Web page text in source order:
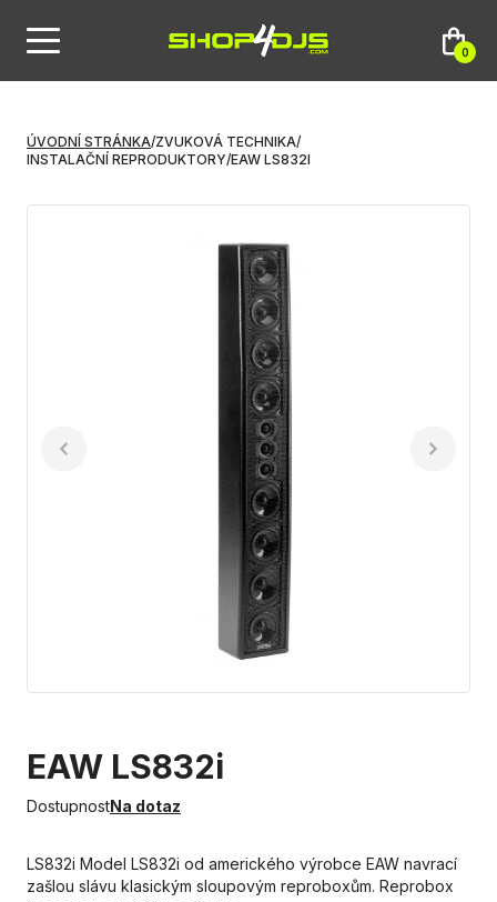
0
ÚVODNÍ STRÁNKA/ZVUKOVÁ TECHNIKA/
INSTALAČNÍ REPRODUKTORY/EAW LS832I
EAW LS832i
DostupnostNa dotaz
LS832i Model LS832i od amerického výrobce EAW navrací
zašlou slávu klasickým sloupovým reproboxům. Reprobox